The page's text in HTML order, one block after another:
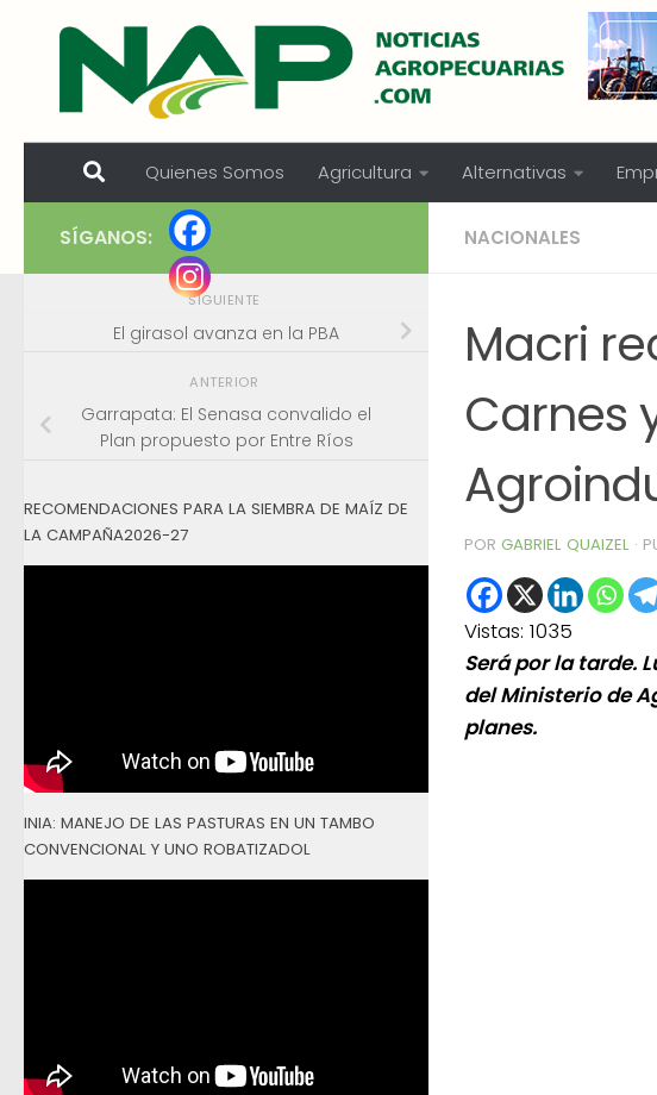
Skip to content
Quienes Somos Agricultura Alternativas
NACIONALES
Macri
Carnes
POR GABRIEL QUAIZEL ·
Vistas: 1035
Será por la tarde.
del Ministerio de
planes.
SÍGANOS:
SIGUIENTE
El girasol avanza en la PBA
ANTERIOR
Garrapata: El Senasa convalido el
Plan propuesto por Entre Ríos
RECOMENDACIONES PARA LA SIEMBRA DE MAÍZ DE
LA CAMPAÑA2026-27
INIA: MANEJO DE LAS PASTURAS EN UN TAMBO
CONVENCIONAL Y UNO ROBATIZADOL